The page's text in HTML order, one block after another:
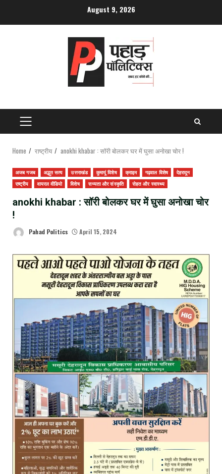
August 9, 2026
PRIMARY
MENU
Home राष्ट्रीय anokhi khabar : सॉरी बोलकर घर में घुसा अनोखा चोर !
अजब गजब अद्भुत सत्य उत्तराखंड कुमायूं विशेष क्राइम गढ़वाल विशेष
देहरादून
राष्ट्रीय
वायरल वीडियो विशेष सभ्यता और संस्कृति सेहत और स्वास्थ्य
anokhi khabar : सॉरी बोलकर घर में घुसा अनोखा चोर
!
Pahad Politics April 15, 2024